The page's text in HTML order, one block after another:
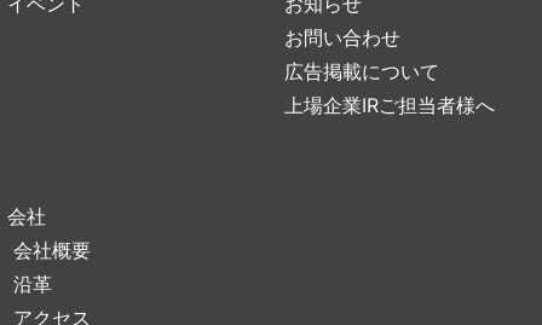
お問い合わせ
広告掲載について
上場企業IRご担当者様へ
会社
会社概要
沿革
アクセス